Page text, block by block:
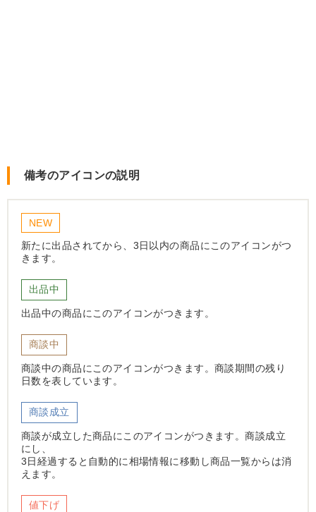
備考のアイコンの説明
NEW
新たに出品されてから、3日以内の商品にこのアイコンがつ
きます。
出品中
出品中の商品にこのアイコンがつきます。
商談中
商談中の商品にこのアイコンがつきます。商談期間の残り
日数を表しています。
商談成立
商談が成立した商品にこのアイコンがつきます。商談成立
にし、
3日経過すると自動的に相場情報に移動し商品一覧からは消
えます。
値下げ